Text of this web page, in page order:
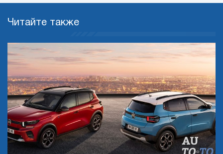
Читайте также